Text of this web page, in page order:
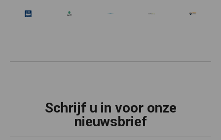
Schrijf u in voor onze
nieuwsbrief